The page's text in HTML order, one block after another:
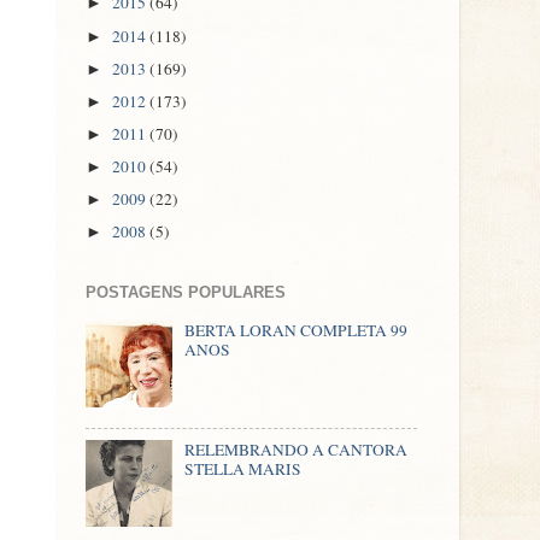
► 2014(118)
► 2013 (169)
► 2012(173)
► 2011 (70)
► 2010(54)
► 2009(22)
► 2008 (5)
POSTAGENS POPULARES
BERTA LORAN COMPLETA 99
ANOS
RELEMBRANDO A CANTORA
STELLA MARIS